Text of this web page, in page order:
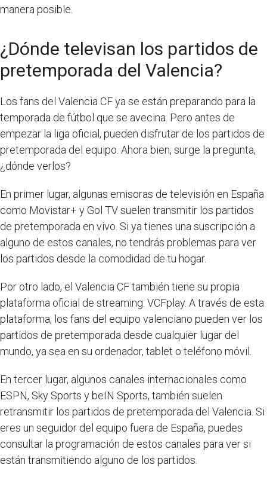
manera posible.
¿Dónde televisan los partidos de
pretemporada del Valencia?
Los fans del Valencia CF ya se están preparando para la
temporada de fútbol que se avecina. Pero antes de
empezar la liga oficial, pueden disfrutar de los partidos de
pretemporada del equipo. Ahora bien, surge la pregunta,
¿dónde verlos?
En primer lugar, algunas emisoras de televisión en España
como Movistar+ y Gol TV suelen transmitir los partidos
de pretemporada en vivo. Si ya tienes una suscripción a
alguno de estos canales, no tendrás problemas para ver
los partidos desde la comodidad de tu hogar.
Por otro lado, el Valencia CF también tiene su propia
plataforma oficial de streaming: VCFplay. A través de esta
plataforma, los fans del equipo valenciano pueden ver los
partidos de pretemporada desde cualquier lugar del
mundo, ya sea en su ordenador, tablet o teléfono móvil.
En tercer lugar, algunos canales internacionales como
ESPN, Sky Sports y beIN Sports, también suelen
retransmitir los partidos de pretemporada del Valencia. Si
eres un seguidor del equipo fuera de España, puedes
consultar la programación de estos canales para ver si
están transmitiendo alguno de los partidos.